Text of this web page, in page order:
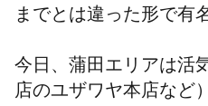
までとは違った形で有
今日、蒲田エリアは活
店のユザワヤ本店など